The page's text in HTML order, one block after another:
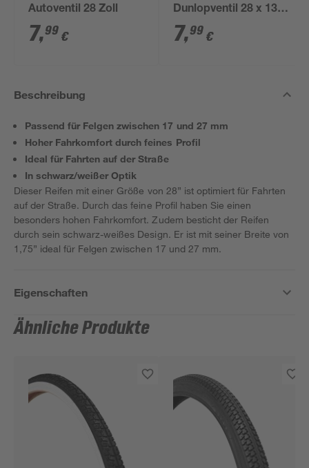
Autoventil 28 Zoll
7,99 €
Dunlopventil 28 x 13/8
- 1,75
7,99 €
Beschreibung
Passend für Felgen zwischen 17 und 27 mm
Hoher Fahrkomfort durch feines Profil
Ideal für Fahrten auf der Straße
In schwarz/weißer Optik
Dieser Reifen mit einer Größe von 28” ist optimiert für Fahrten
auf der Straße. Durch das feine Profil haben Sie einen
besonders hohen Fahrkomfort. Zudem besticht der Reifen
durch sein schwarz-weißes Design. Er ist mit seiner Breite von
1,75” ideal für Felgen zwischen 17 und 27 mm.
Eigenschaften
Ähnliche Produkte